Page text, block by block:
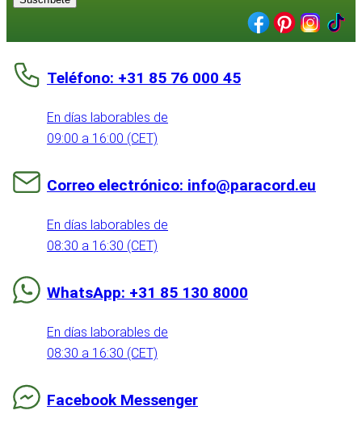
Teléfono: +31 85 76 000 45
En días laborables de
09:00 a 16:00 (CET)
Correo electrónico: info@paracord.eu
En días laborables de
08:30 a 16:30 (CET)
WhatsApp: +31 85 130 8000
En días laborables de
08:30 a 16:30 (CET)
Facebook Messenger